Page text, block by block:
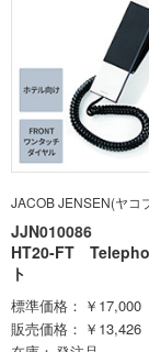
JACOB JENSEN(ヤコ
JJN010086
HT20-FT
ト
標準価格
￥17,000
販売価格
￥13,426